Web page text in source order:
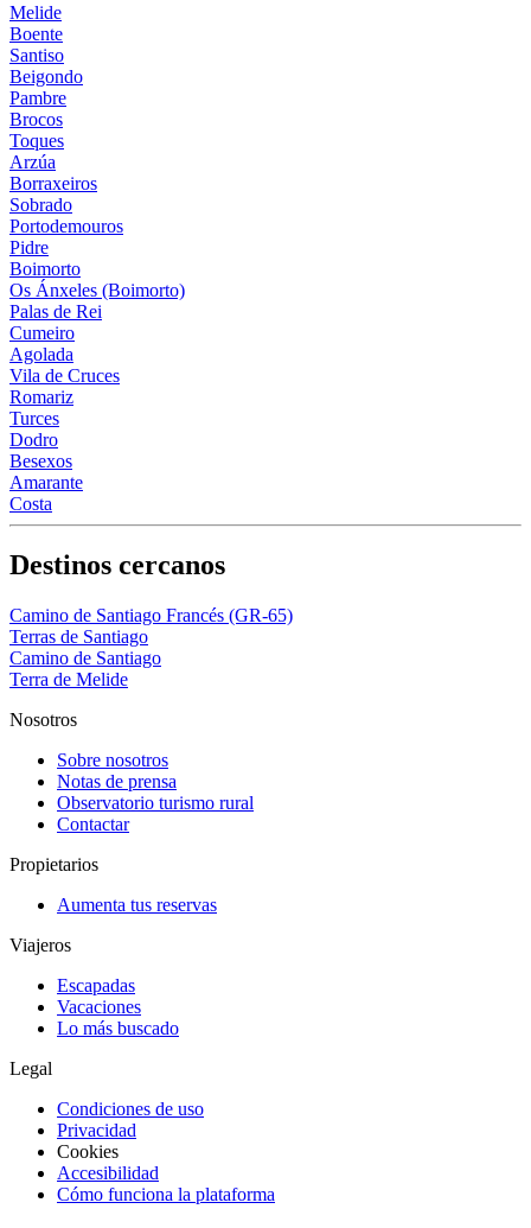
Melide
Boente
Santiso
Beigondo
Pambre
Brocos
Toques
Arzúa
Borraxeiros
Sobrado
Portodemouros
Pidre
Boimorto
Os Ánxeles (Boimorto)
Palas de Rei
Cumeiro
Agolada
Vila de Cruces
Romariz
Turces
Dodro
Besexos
Amarante
Costa
Destinos cercanos
Camino de Santiago Francés (GR-65)
Terras de Santiago
Camino de Santiago
Terra de Melide
Nosotros
Sobre nosotros
Notas de prensa
Observatorio turismo rural
Contactar
Propietarios
Aumenta tus reservas
Viajeros
Escapadas
Vacaciones
Lo más buscado
Legal
Condiciones de uso
Privacidad
Cookies
Accesibilidad
Cómo funciona la plataforma